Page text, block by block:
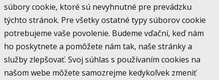
súbory cookie, ktoré sú nevyhnutné pre prevádzku
týchto stránok. Pre všetky ostatné typy súborov cookie
potrebujeme vaše povolenie. Budeme vďační, keď nám
ho poskytnete a pomôžete nám tak, naše stránky a
služby zlepšovať. Svoj súhlas s používaním cookies na
našom webe môžete samozrejme kedykoľvek zmeniť